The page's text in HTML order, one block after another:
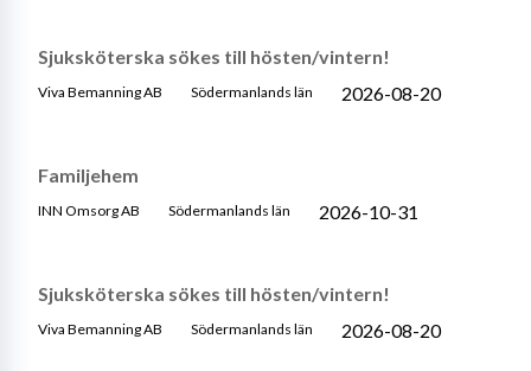
Sjuksköterska sökes till hösten/vintern!
Viva Bemanning AB Södermanlands län 2026-08-20
Familjehem
INN Omsorg AB Södermanlands län 2026-10-31
Sjuksköterska sökes till hösten/vintern!
Viva Bemanning AB Södermanlands län 2026-08-20